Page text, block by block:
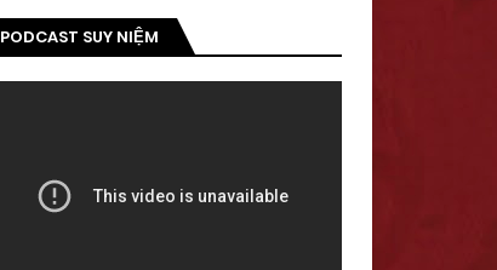
PODCAST SUY NIỆM